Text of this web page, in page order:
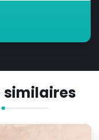
similaires